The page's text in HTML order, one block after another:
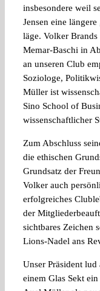
insbesondere weil
Jensen eine
läge. Volker
Memar-Baschi in
an unseren Club
Soziologe,
Müller ist
Sino School of
wissenschaftlicher
Zum Abschluss
die ethischen
Grundsatz der
Volker auch
erfolgreiches
der
sichtbares Zeichen
Lions-Nadel ans
Unser Präsident lud
einem Glas Sekt